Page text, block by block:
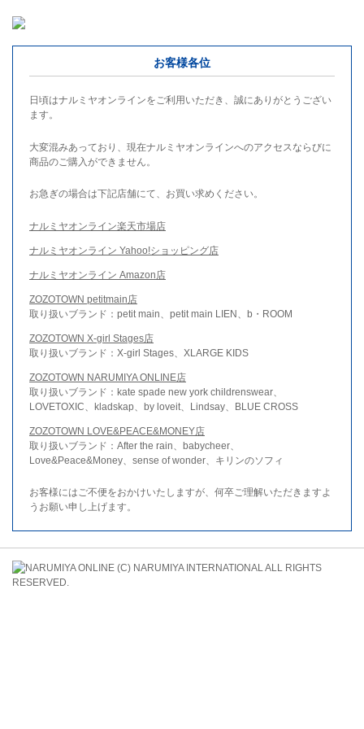
お客様各位
日頃はナルミヤオンラインをご利用いただき、誠にありがとうござい
ます。
大変混みあっており、現在ナルミヤオンラインへのアクセスならびに
商品のご購入ができません。
お急ぎの場合は下記店舗にて、お買い求めください。
ナルミヤオンライン楽天市場店
ナルミヤオンライン Yahoo!ショッピング店
ナルミヤオンライン Amazon店
ZOZOTOWN petitmain店
取り扱いブランド：petit main、petit main LIEN、b・ROOM
ZOZOTOWN X-girl Stages店
取り扱いブランド：X-girl Stages、XLARGE KIDS
ZOZOTOWN NARUMIYA ONLINE店
取り扱いブランド：kate spade new york childrenswear、
LOVETOXIC、kladskap、by loveit、Lindsay、BLUE CROSS
ZOZOTOWN LOVE&PEACE&MONEY店
取り扱いブランド：After the rain、babycheer、
Love&Peace&Money、sense of wonder、キリンのソフィ
お客様にはご不便をおかけいたしますが、何卒ご理解いただきますよ
うお願い申し上げます。